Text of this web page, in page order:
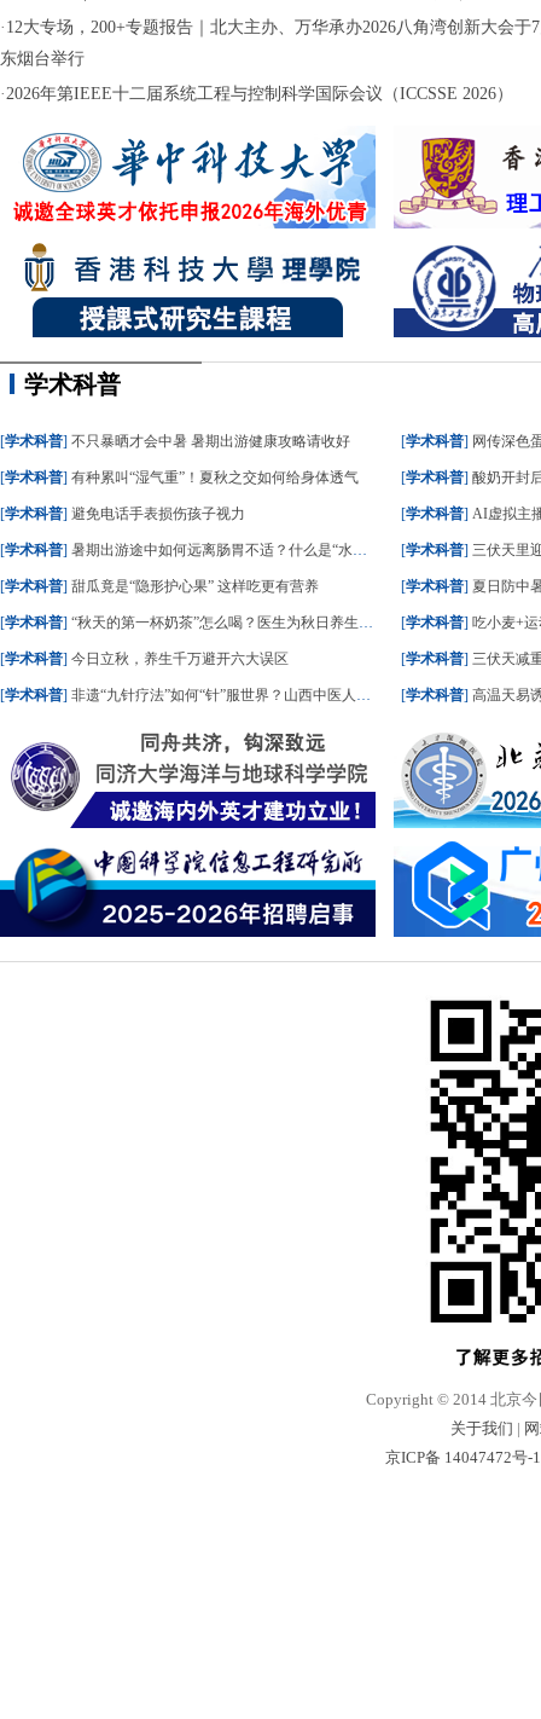
· 12大专场，200+专题报告｜北大主办、万华承办2026八角湾创新大会于
东烟台举行
·2026年第IEEE十二届系统工程与控制科学国际会议（ICCSSE 2026）
学术科普
[学术科普] 不只暴晒才会中暑 暑期出游健康攻略请收好
[学术科普] 有种累叫“湿气重”！夏秋之交如何给身体透气
[学术科普] 避免电话手表损伤孩子视力
[学术科普] 暑期出游途中如何远离肠胃不适？什么是“水土不服”？一文了解
[学术科普] 甜瓜竟是“隐形护心果” 这样吃更有营养
[学术科普] “秋天的第一杯奶茶”怎么喝？医生为秋日养生饮食划重点
[学术科普] 今日立秋，养生千万避开六大误区
[学术科普] 非遗“九针疗法”如何“针”服世界？山西中医人这样答
[学术科普] 网传深色蛋
[学术科普] 酸奶开封
[学术科普] AI虚拟主播
[学术科普] 三伏天里
[学术科普] 夏日防中
[学术科普] 吃小麦+
[学术科普] 三伏天减重
[学术科普] 高温天易
Copyright © 2014 北京今
关于我们 |
京ICP备 14047472号-